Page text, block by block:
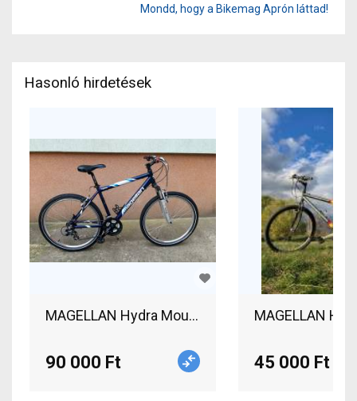
Mondd, hogy a Bikemag Aprón láttad!
Hasonló hirdetések
MAGELLAN Hydra Mountain Bike 26"
90 000 Ft
MAGELLAN
45 000 Ft